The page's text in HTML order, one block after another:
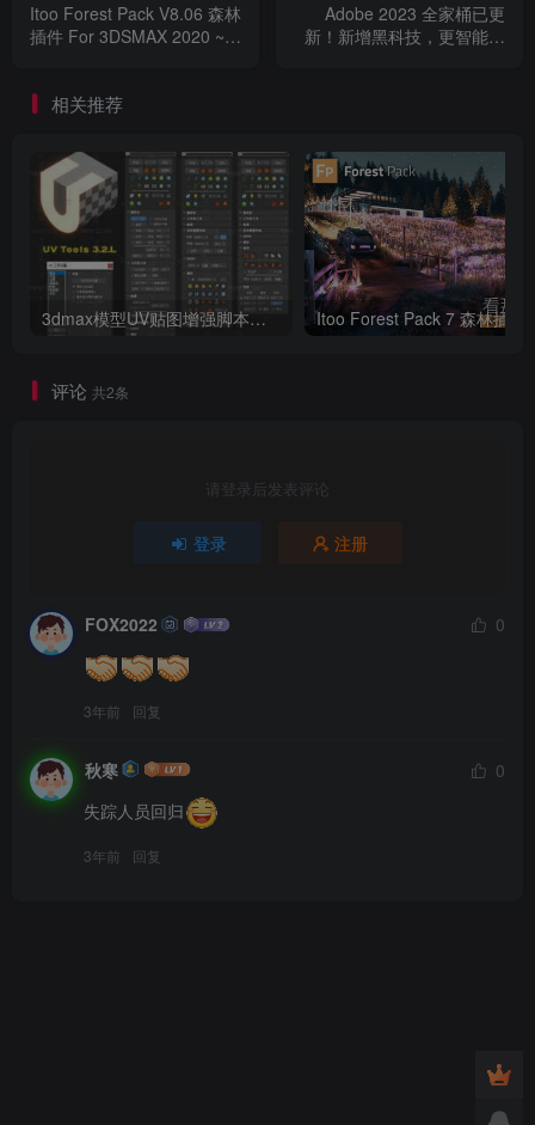
Itoo Forest Pack V8.06 森林
插件 For 3DSMAX 2020 ~
Adobe 2023 全家桶已更
新！新增黑科技，更智能更
相关推荐
3dmax模型UV贴图增强脚本插件工具UVTools 3.2L 汉化破解版 For 3dmax2014~2023
评论 共2条
请登录后发表评论
登录 注册
FOX2022 0
3年前 回复
秋寒
0
失踪人员回归
3年前 回复